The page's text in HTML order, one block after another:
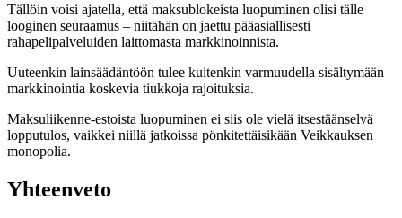
Tällöin voisi ajatella, että maksublokeista luopuminen olisi tälle
looginen seuraamus – niitähän on jaettu pääasiallisesti
rahapelipalveluiden laittomasta markkinoinnista.
Uuteenkin lainsäädäntöön tulee kuitenkin varmuudella sisältymään
markkinointia koskevia tiukkoja rajoituksia.
Maksuliikenne-estoista luopuminen ei siis ole vielä itsestäänselvä
lopputulos, vaikkei niillä jatkoissa pönkitettäisikään Veikkauksen
monopolia.
Yhteenveto